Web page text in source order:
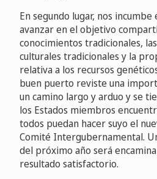
En segundo lugar, nos
avanzar en el objetivo
conocimientos tradicionales,
culturales tradicionales y la
relativa a los recursos
buen puerto reviste una
un camino largo y arduo y se
los Estados miembros
todos puedan hacer suyo el
Comité Intergubernamental.
del próximo año será
resultado satisfactorio.